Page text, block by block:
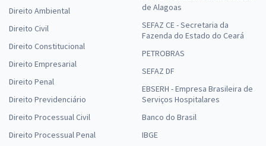
Direito Ambiental
Direito Civil
Direito Constitucional
Direito Empresarial
Direito Penal
Direito Previdenciário
Direito Processual Civil
Direito Processual Penal
de Alagoas
SEFAZ CE - Secretaria da
Fazenda do Estado do Ceará
PETROBRAS
SEFAZ DF
EBSERH - Empresa Brasileira de
Serviços Hospitalares
Banco do Brasil
IBGE